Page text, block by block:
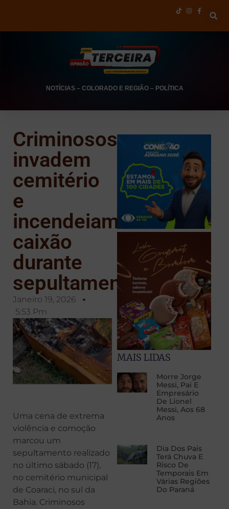
NOTÍCIAS– COLORADO E REGIÃO– POLÍTICA
Criminosos
invadem
cemitério
e
incendeiam
caixão
durante
sepultamento
Janeiro 19, 2026
5:53 Pm
Uma cena de extrema
violência e comoção
marcou um
sepultamento realizado
no último sábado (17),
no cemitério municipal
de Coaraci, no sul da
Bahia. Criminosos
MAIS LIDAS
Morre Jorge
Messi, Pai E
Empresário
De Lionel
Messi, Aos 68
Anos
Dia Dos Pais
Terá Chuva E
Risco De
Temporais Em
Várias Regiões
Do Paraná